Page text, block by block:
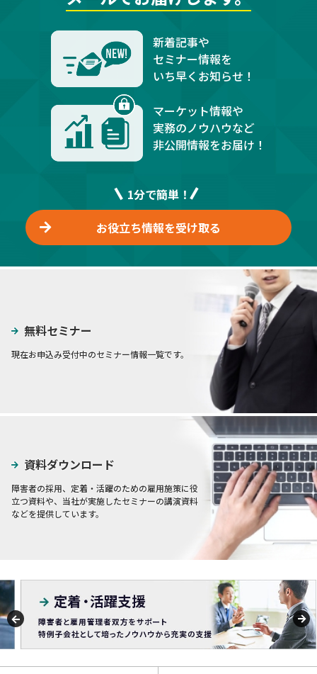
新着記事や
セミナー情報を
いち早くお知らせ！
マーケット情報や
実務のノウハウなど
非公開情報をお届け！
1分で簡単！
お役立ち情報を受け取る
無料セミナー
現在お申込み受付中のセミナー情報一覧です。
資料ダウンロード
障害者の採用、定着・活躍のための雇用施策に役
立つ資料や、当社が実施したセミナーの講演資料
などを提供しています。